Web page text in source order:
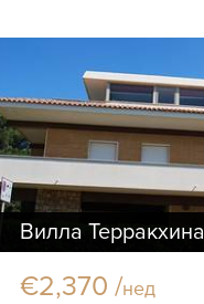
Вилла Терракхина
€2,370 /нед